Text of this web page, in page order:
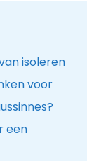
isoleren
voor
een